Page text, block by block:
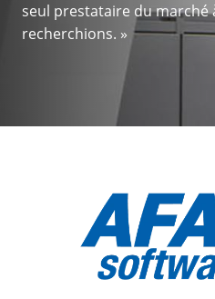
seul prestataire du marché
recherchions. »